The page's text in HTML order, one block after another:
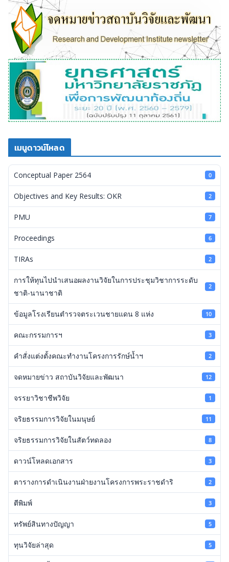
เมนูดาวน์โหลด
Conceptual Paper 2564 0
Objectives and Key Results: OKR 2
PMU 7
Proceedings 6
TIRAs 2
การให้ทุนไปนำเสนอผลงานวิจัยในการประชุมวิชาการระดับ
ชาติ-นานาชาติ
2
ข้อมูลโรงเรียนตำรวจตระเวนชายแดน 8 แห่ง 10
คณะกรรมการฯ 3
คำสั่งแต่งตั้งคณะทำงานโครงการรักษ์น้ำฯ 2
จดหมายข่าว สถาบันวิจัยและพัฒนา 12
จรรยาวิชาชีพวิจัย 1
จริยธรรมการวิจัยในมนุษย์ 11
จริยธรรมการวิจัยในสัตว์ทดลอง 8
ดาวน์โหลดเอกสาร 3
ตารางการดำเนินงานฝ่ายงานโครงการพระราชดำริ 2
ตีพิมพ์ 3
ทรัพย์สินทางปัญญา 5
ทุนวิจัยล่าสุด 5